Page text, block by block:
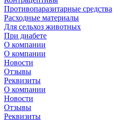
Противопаразитарные средства
Расходные материалы
Для сельхоз животных
При диабете
О компании
О компании
Новости
Отзывы
Реквизиты
О компании
Новости
Отзывы
Реквизиты